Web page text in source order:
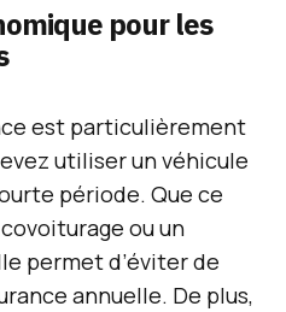
pour les
est particulièrement
utiliser un véhicule
période. Que ce
ou un
permet d’éviter de
annuelle. De plus,